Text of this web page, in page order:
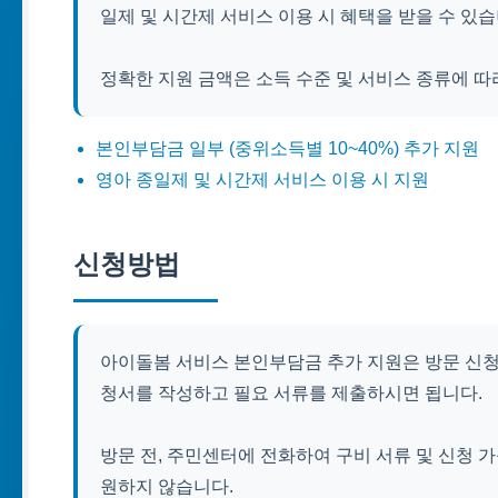
일제 및 시간제 서비스 이용 시 혜택을 받을 수 있
정확한 지원 금액은 소득 수준 및 서비스 종류에
본인부담금 일부 (중위소득별 10~40%) 추가 지원
영아 종일제 및 시간제 서비스 이용 시 지원
신청방법
아이돌봄 서비스 본인부담금 추가 지원은 방문 신
청서를 작성하고 필요 서류를 제출하시면 됩니다.
방문 전, 주민센터에 전화하여 구비 서류 및 신청
원하지 않습니다.